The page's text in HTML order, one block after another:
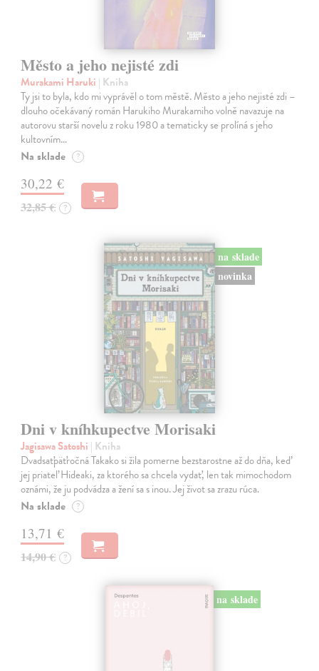
Město a jeho nejisté zdi
Murakami Haruki | Kniha
Ty jsi to byla, kdo mi vyprávěl o tom městě. Město a jeho nejisté zdi –
dlouho očekávaný román Harukiho Murakamiho volně navazuje na
autorovu starší novelu z roku 1980 a tematicky se prolíná s jeho
kultovním…
Na sklade ?
30,22 €
32,85 € ?
na sklade
novinka
Dni v kníhkupectve Morisaki
Jagisawa Satoshi | Kniha
Dvadsaťpäťročná Takako si žila pomerne bezstarostne až do dňa, keď
jej priateľ Hideaki, za ktorého sa chcela vydať, len tak mimochodom
oznámi, že ju podvádza a žení sa s inou. Jej život sa zrazu rúca.
Na sklade ?
13,71 €
14,90 € ?
na sklade